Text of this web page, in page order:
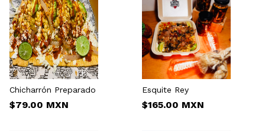
Chicharrón Preparado
$79.00 MXN
Esquite Rey
$165.00 MXN